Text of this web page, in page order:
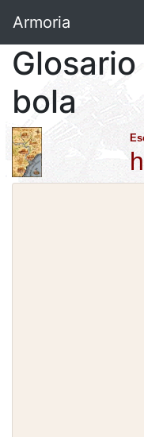
Armoria
bola